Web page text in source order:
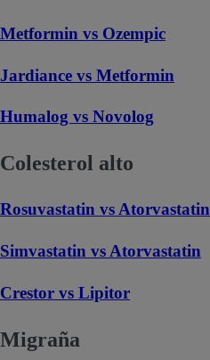
Metformin vs Ozempic
Jardiance vs Metformin
Humalog vs Novolog
Colesterol alto
Rosuvastatin vs Atorvastatin
Simvastatin vs Atorvastatin
Crestor vs Lipitor
Migraña